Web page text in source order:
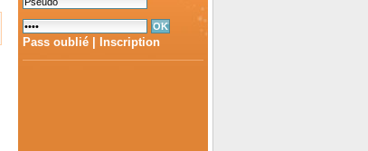
Pass oublié Inscription